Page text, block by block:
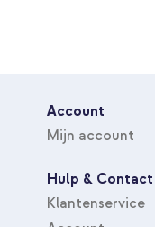
Account
Mijn account
Hulp & Contact
Klantenservice